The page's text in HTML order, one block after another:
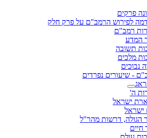
פרקים
לפירוש הרמב"ם על פרק חלק
רמב"ם
המדע
תשובה
מלכים
נבוכים
- שיעורים נפרדים
ה'
ישראל
ישראל
הגולה, דרשות מהר"ל
חיים